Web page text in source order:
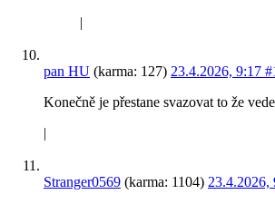
|
pan HU (karma: 127) 23.4.2026, 9:17
Konečně je přestane svazovat to že
|
Stranger0569 (karma: 1104) 23.4.2026,